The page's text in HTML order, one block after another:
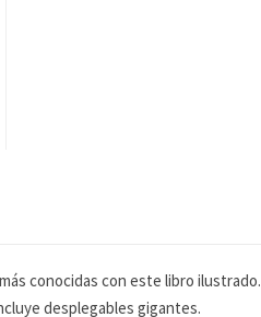
conocidas con este libro ilustrado.
desplegables gigantes.